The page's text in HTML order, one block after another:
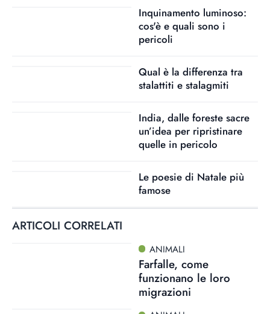
Inquinamento luminoso:
cos'è e quali sono i
pericoli
Qual è la differenza tra
stalattiti e stalagmiti
India, dalle foreste sacre
un’idea per ripristinare
quelle in pericolo
Le poesie di Natale più
famose
ARTICOLI CORRELATI
ANIMALI
Farfalle, come
funzionano le loro
migrazioni